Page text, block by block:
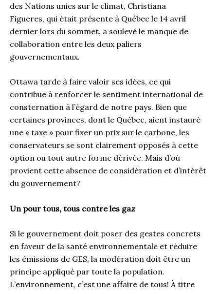
des Nations unies sur le climat, Christiana
Figueres, qui était présente à Québec le 14 avril
dernier lors du sommet, a soulevé le manque de
collaboration entre les deux paliers
gouvernementaux.
Ottawa tarde à faire valoir ses idées, ce qui
contribue à renforcer le sentiment international de
consternation à l’égard de notre pays. Bien que
certaines provinces, dont le Québec, aient instauré
une « taxe » pour fixer un prix sur le carbone, les
conservateurs se sont clairement opposés à cette
option ou tout autre forme dérivée. Mais d’où
provient cette absence de considération et d’intérêt
du gouvernement?
Un pour tous, tous contre les gaz
Si le gouvernement doit poser des gestes concrets
en faveur de la santé environnementale et réduire
les émissions de GES, la modération doit être un
principe appliqué par toute la population.
L’environnement, c’est une affaire de tous! À titre